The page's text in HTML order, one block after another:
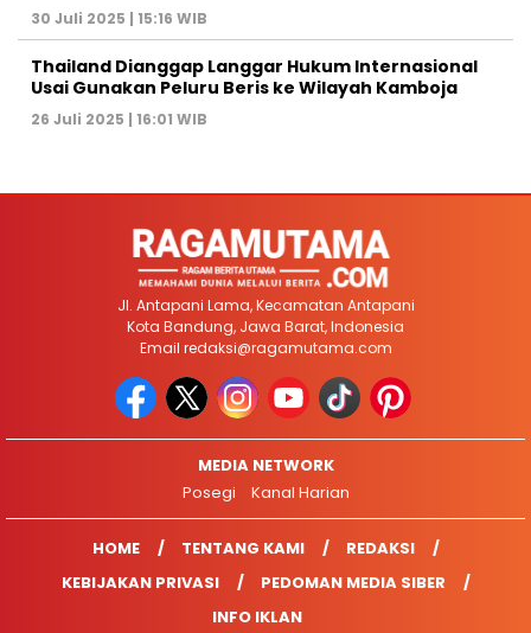
30 Juli 2025 | 15:16 WIB
Thailand Dianggap Langgar Hukum Internasional
Usai Gunakan Peluru Beris ke Wilayah Kamboja
26 Juli 2025 | 16:01 WIB
Jl. Antapani Lama, Kecamatan Antapani
Kota Bandung, Jawa Barat, Indonesia
Email redaksi@ragamutama.com
MEDIA NETWORK
Posegi
Kanal Harian
HOME TENTANG KAMI
REDAKSI
KEBIJAKAN PRIVASI
PEDOMAN MEDIA SIBER
INFO IKLAN